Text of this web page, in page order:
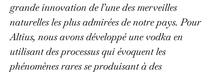
grande innovation de l’une des merveilles
naturelles les plus admirées de notre pays. Pour
Altius, nous avons développé une vodka en
utilisant des processus qui évoquent les
phénomènes rares se produisant à des